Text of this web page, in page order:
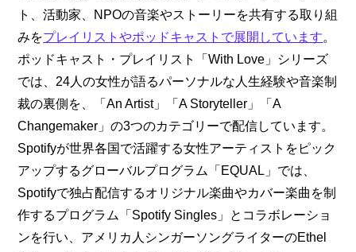
ト、活動家、NPOの音楽やストーリーを共有する取り組
みをプレイリストやポッドキャストで展開しています。
ポッドキャスト・プレイリスト「With Love」シリーズ
では、24人の女性が語るパーソナルな人生経験や音楽制
裁の裏側を、「An Artist」「A Storyteller」「A
Changemaker」の3つのカテゴリーで配信しています。
Spotifyが世界各国で活躍する女性アーティストをピック
アップするグローバルプログラム「EQUAL」では、
Spotifyで独占配信するオリジナル楽曲やカバー楽曲を制
作するプログラム「Spotify Singles」とコラボレーショ
ンを行い、アメリカ人シンガーソングライターのEthel